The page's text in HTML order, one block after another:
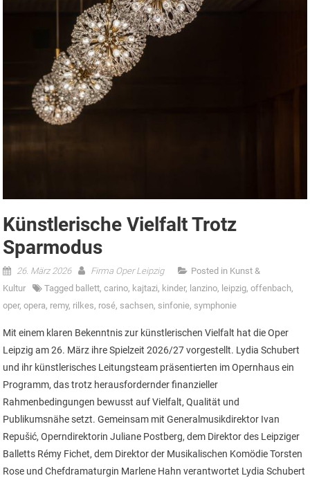
Künstlerische Vielfalt Trotz
Sparmodus
26. März 2026 Firma Oper Leipzig Posted in Kunst &
Kultur
Tagged ballett,carino, kajtazi, kinder, lanzino, leipzig,offenbach,
oper,opera, remy, rilkes, rosé, sachsen, sinfonie, symphonie
Mit einem klaren Bekenntnis zur künstlerischen Vielfalt hat die Oper
Leipzig am 26. März ihre Spielzeit 2026/27 vorgestellt. Lydia Schubert
und ihr künstlerisches Leitungsteam präsentierten im Opernhaus ein
Programm, das trotz herausfordernder finanzieller
Rahmenbedingungen bewusst auf Vielfalt, Qualität und
Publikumsnähe setzt. Gemeinsam mit Generalmusikdirektor Ivan
Repušić, Operndirektorin Juliane Postberg, dem Direktor des Leipziger
Balletts Rémy Fichet, dem Direktor der Musikalischen Komödie Torsten
Rose und Chefdramaturgin Marlene Hahn verantwortet Lydia Schubert